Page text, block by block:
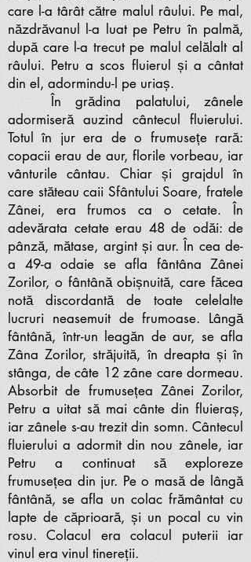
care l-a târât către malul râului. Pe mal,
năzdrăvanul l-a luat pe Petru în palmă,
după care l-a trecut pe malul celălalt al
râului. Petru a scos fluierul și a cântat
din el, adormindu-l pe uriaș.
În grădina palatului, zânele
adormiseră auzind cântecul fluierului.
Totul în jur era de o frumusețe rară:
copacii erau de aur, florile vorbeau, iar
vânturile cântau. Chiar și grajdul în
care stăteau caii Sfântului Soare, fratele
Zânei, era frumos ca o cetate. În
adevărata cetate erau 48 de odăi: de
pânză, mătase, argint și aur. În cea de-
a 49-a odaie se afla fântâna Zânei
Zorilor, o fântână obișnuită, care făcea
notă discordantă de toate celelalte
lucruri neasemuit de frumoase. Lângă
fântână, într-un leagăn de aur, se afla
Zâna Zorilor, străjuită, în dreapta și în
stânga, de câte 12 zâne care dormeau.
Absorbit de frumusețea Zânei Zorilor,
Petru a uitat să mai cânte din fluieraș,
iar zânele s-au trezit din somn. Cântecul
fluierului a adormit din nou zânele, iar
Petru a continuat să exploreze
frumusețea din jur. Pe o masă de lângă
fântână, se afla un colac frământat cu
lapte de căprioară, și un pocal cu vin
rosu. Colacul era colacul puterii iar
vinul era vinul tinereții.